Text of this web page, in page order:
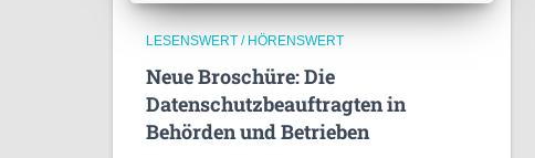
LESENSWERT / HÖRENSWERT
Neue Broschüre: Die
Datenschutzbeauftragten in
Behörden und Betrieben